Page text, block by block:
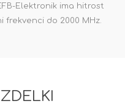
Elektronik ima hitrost
do 2000 MHz.